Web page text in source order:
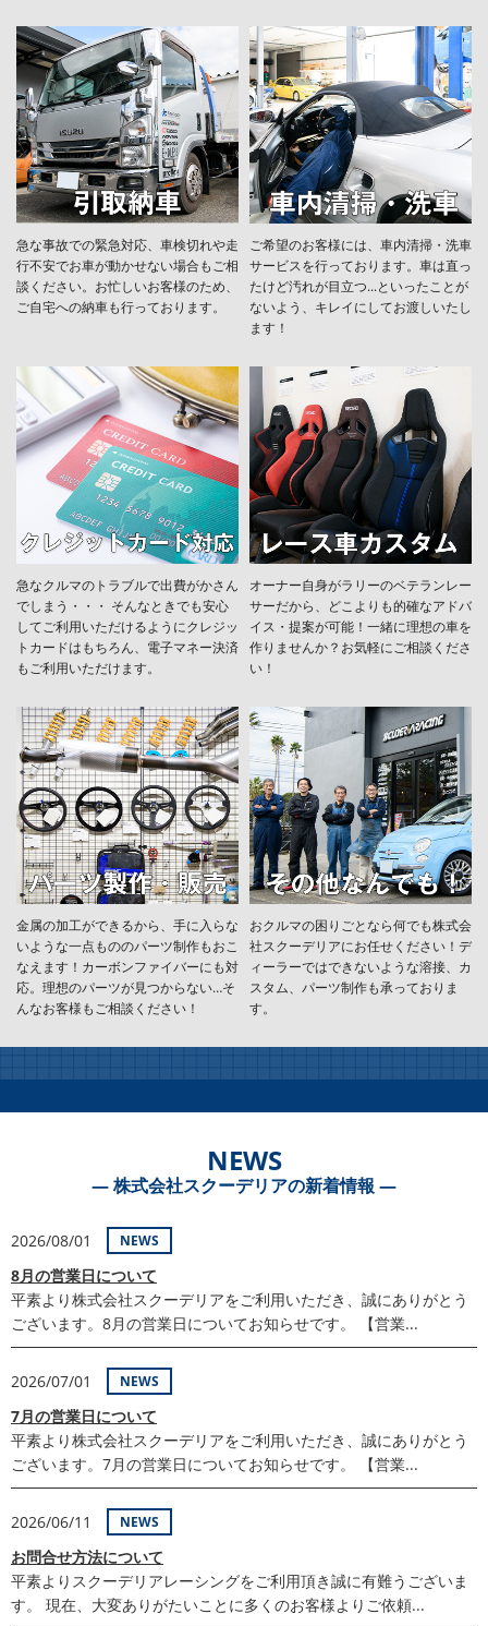
急な事故での緊急対応、車検切れや走
行不安でお車が動かせない場合もご相
談ください。お忙しいお客様のため、
ご自宅への納車も行っております。
ご希望のお客様には、車内清掃・洗車
サービスを行っております。車は直っ
たけど汚れが目立つ...といったことが
ないよう、キレイにしてお渡しいたし
ます！
急なクルマのトラブルで出費がかさん
でしまう・・・ そんなときでも安心
してご利用いただけるようにクレジッ
トカードはもちろん、電子マネー決済
もご利用いただけます。
オーナー自身がラリーのベテランレー
サーだから、どこよりも的確なアドバ
イス・提案が可能！一緒に理想の車を
作りませんか？お気軽にご相談くださ
い！
金属の加工ができるから、手に入らな
いような一点もののパーツ制作もおこ
なえます！カーボンファイバーにも対
応。理想のパーツが見つからない…そ
んなお客様もご相談ください！
おクルマの困りごとなら何でも株式会
社スクーデリアにお任せください！デ
ィーラーではできないような溶接、カ
スタム、パーツ制作も承っておりま
す。
NEWS
― 株式会社スクーデリアの新着情報 ―
2026/08/01 NEWS
8月の営業日について
平素より株式会社スクーデリアをご利用いただき、誠にありがとう
ございます。8月の営業日についてお知らせです。 【営業...
2026/07/01 NEWS
7月の営業日について
平素より株式会社スクーデリアをご利用いただき、誠にありがとう
ございます。7月の営業日についてお知らせです。 【営業...
2026/06/11 NEWS
お問合せ方法について
平素よりスクーデリアレーシングをご利用頂き誠に有難うございま
す。 現在、大変ありがたいことに多くのお客様よりご依頼...